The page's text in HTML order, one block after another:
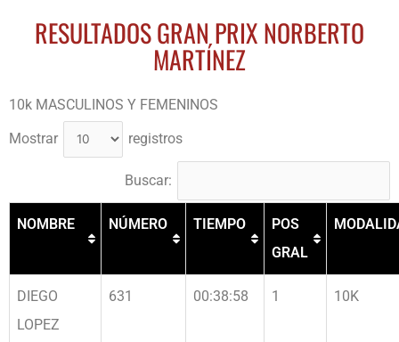
RESULTADOS GRAN PRIX NORBERTO
MARTÍNEZ
10k MASCULINOS Y FEMENINOS
Mostrar registros
Buscar:
NOMBRE NÚMERO TIEMPO
POS
GRAL
DIEGO
LOPEZ
631 00:38:58 1 10K